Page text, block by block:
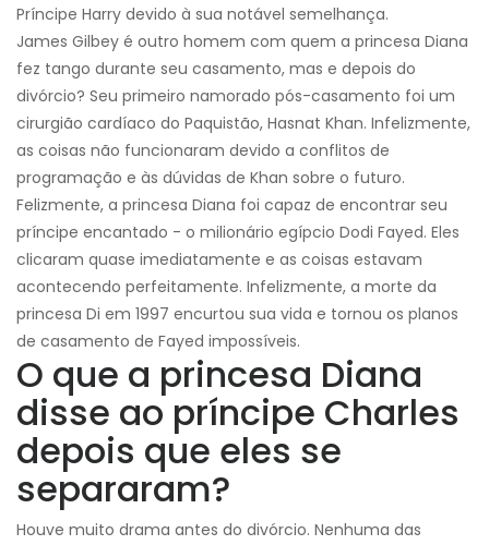
Príncipe Harry devido à sua notável semelhança.
James Gilbey é outro homem com quem a princesa Diana
fez tango durante seu casamento, mas e depois do
divórcio? Seu primeiro namorado pós-casamento foi um
cirurgião cardíaco do Paquistão, Hasnat Khan. Infelizmente,
as coisas não funcionaram devido a conflitos de
programação e às dúvidas de Khan sobre o futuro.
Felizmente, a princesa Diana foi capaz de encontrar seu
príncipe encantado - o milionário egípcio Dodi Fayed. Eles
clicaram quase imediatamente e as coisas estavam
acontecendo perfeitamente. Infelizmente, a morte da
princesa Di em 1997 encurtou sua vida e tornou os planos
de casamento de Fayed impossíveis.
O que a princesa Diana
disse ao príncipe Charles
depois que eles se
separaram?
Houve muito drama antes do divórcio. Nenhuma das